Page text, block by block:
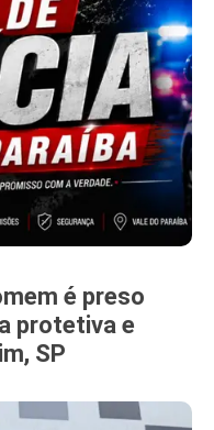
é preso
protetiva e
SP